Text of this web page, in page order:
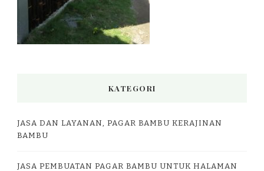
KATEGORI
JASA DAN LAYANAN, PAGAR BAMBU KERAJINAN
BAMBU
JASA PEMBUATAN PAGAR BAMBU UNTUK HALAMAN